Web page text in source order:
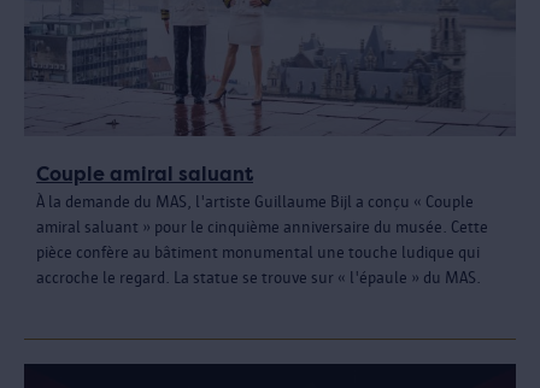
Couple amiral saluant
À la demande du MAS, l'artiste Guillaume Bijl a conçu « Couple
amiral saluant » pour le cinquième anniversaire du musée. Cette
pièce confère au bâtiment monumental une touche ludique qui
accroche le regard. La statue se trouve sur « l'épaule » du MAS.